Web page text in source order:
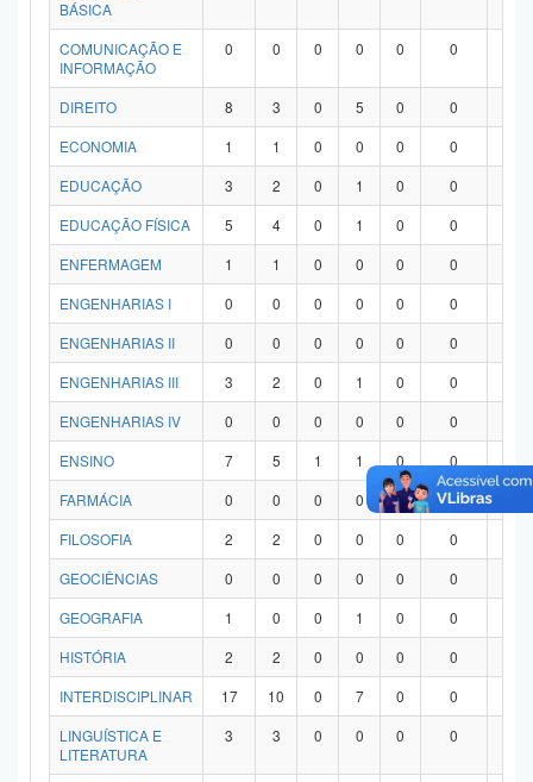
BÁSICA
COMUNICAÇÃO E
INFORMAÇÃO
0 0 0 0 0 0
DIREITO 8 3 0 5 0 0
ECONOMIA
1 1 0 0 0 0
EDUCAÇÃO
3 2 0 1 0 0
EDUCAÇÃO FÍSICA
5 4 0 1 0 0
ENFERMAGEM
1 1 0 0 0 0
ENGENHARIAS I
0 0 0 0 0 0
ENGENHARIAS II
0 0 0 0 0 0
ENGENHARIAS III
3 2 0 1 0 0
ENGENHARIAS IV
0 0 0 0 0 0
ENSINO
7 5 1 1 0 0
FARMÁCIA
0 0 0 0 0 0
FILOSOFIA
2 2 0 0 0 0
GEOCIÊNCIAS
0 0 0 0 0 0
GEOGRAFIA
1 0 0 1 0 0
HISTÓRIA
2 2 0 0 0 0
INTERDISCIPLINAR
17 10 0 7 0 0
LINGUÍSTICA E
LITERATURA
3 3 0 0 0 0